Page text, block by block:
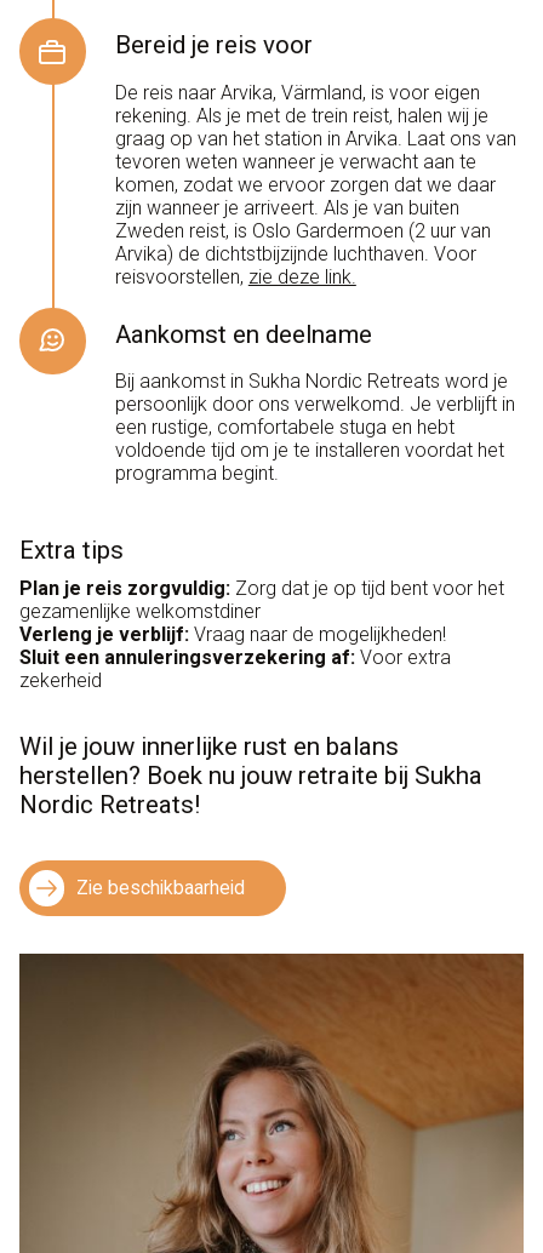
Bereid je reis voor
De reis naar Arvika, Värmland, is voor eigen
rekening. Als je met de trein reist, halen wij je
graag op van het station in Arvika. Laat ons van
tevoren weten wanneer je verwacht aan te
komen, zodat we ervoor zorgen dat we daar
zijn wanneer je arriveert. Als je van buiten
Zweden reist, is Oslo Gardermoen (2 uur van
Arvika) de dichtstbijzijnde luchthaven. Voor
reisvoorstellen, zie deze link.
Aankomst en deelname
Bij aankomst in Sukha Nordic Retreats word je
persoonlijk door ons verwelkomd. Je verblijft in
een rustige, comfortabele stuga en hebt
voldoende tijd om je te installeren voordat het
programma begint.
Extra tips
Plan je reis zorgvuldig:Zorg dat je op tijd bent voor het
gezamenlijke welkomstdiner
Verleng je verblijf:Vraag naar de mogelijkheden!
Sluit een annuleringsverzekering af:Voor extra
zekerheid
Wil je jouw innerlijke rust en balans
herstellen? Boek nu jouw retraite bij Sukha
Nordic Retreats!
Zie beschikbaarheid